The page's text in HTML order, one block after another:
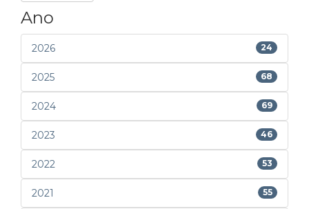
Ano
2026 24
2025 68
2024 69
2023 46
2022 53
2021 55